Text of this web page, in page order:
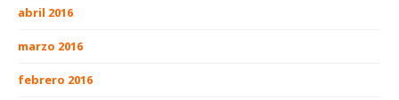
abril 2016
marzo 2016
febrero 2016